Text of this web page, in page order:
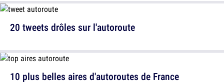
20 tweets drôles sur l'autoroute
10 plus belles aires d'autoroutes de France